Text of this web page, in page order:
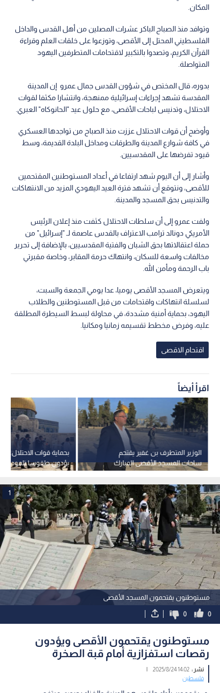
المكان.
وتوافد منذ الصباح الباكر عشرات المصلين من أهل القدس والداخل
الفلسطيني المحتل إلى الأقصى، وتوزعوا على خلقات العلم وقراءة
القرآن الكريم، وتصدوا بالتكبير لاقتحامات المتطرفين اليهود
المتواصلة.
بدوره، قال المختص في شؤون القدس جمال عمرو إن المدينة
المقدسة تشهد إجراءات إسرائيلية ممنهجة، وانتشارا مكثفا لقوات
الاحتلال، وتدنيس لباحات الأقصى، مع حلول عيد "الحانوكاه" العبري.
وأوضح أن قوات الاحتلال عززت منذ الصباح من تواجدها العسكري
في كافة شوارع المدينة والطرقات ومداخل البلدة القديمة، وسط
قيود تفرضها على المقدسيين.
وأشار إلى أن اليوم شهد ارتفاعا في أعداد المستوطنين المقتحمين
للأقصى، ونتوقع أن تشهد فترة العيد اليهودي المزيد من الانتهاكات
والتدنيس بحق المسجد والمدينة.
ولفت عمرو إلى أن سلطات الاحتلال كثفت منذ إعلان الرئيس
الأمريكي دونالد ترامب الاعتراف بالقدس عاصمة لـ "إسرائيل" من
حملة اعتقالاتها بحق الشبان والفتية المقدسيين، بالإضافة إلى تحرير
مخالفات واسعة للسكان، وانتهاك حرمة المقابر، وخاصة مقبرتي
باب الرحمة ومأمن الله.
ويتعرض المسجد الأقصى يوميا، عدا يومي الجمعة والسبت،
لسلسلة انتهاكات واقتحامات من قبل المستوطنين والطلاب
اليهود، بحماية أمنية مشددة، في محاولة لبسط السيطرة المطلقة
عليه، وفرض مخطط تقسيمه زمانيا ومكانيا.
اقتحام الاقصى
اقرأ أيضاً
بحماية قوات الاحتلال..
يؤدون طقوسا تلمودية
رحاب المسجد الأقصى
الوزير المتطرف بن غفير يقتحم
ساحات المسجد الأقصى المبارك
(فيديو)
مستوطنون يقتحمون المسجد الأقصى
1
0
0
مستوطنون يقتحمون الأقصى ويؤدون
رقصات استفزازية أمام قبة الصخرة
نشر :14:02 2025/8/24
|
فلسطين